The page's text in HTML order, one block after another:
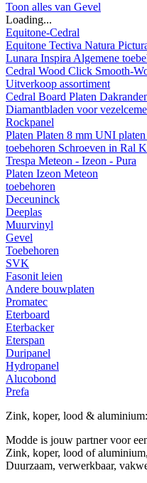
Toon alles van Gevel
Loading...
Equitone-Cedral
Equitone Tectiva Natura
Lunara Inspira Algemene
Cedral Wood Click Smooth-
Uitverkoop assortiment
Cedral Board Platen
Diamantbladen voor
Rockpanel
Platen Platen 8 mm UNI
toebehoren Schroeven in Ral
Trespa Meteon - Izeon - Pura
Platen Izeon Meteon
toebehoren
Deceuninck
Deeplas
Muurvinyl
Gevel
Toebehoren
SVK
Fasonit leien
Andere bouwplaten
Promatec
Eterboard
Eterbacker
Eterspan
Duripanel
Hydropanel
Alucobond
Prefa
Zink, koper, lood &
Modde is jouw partner voor
Zink, koper, lood of
Duurzaam, verwerkbaar,